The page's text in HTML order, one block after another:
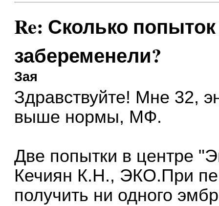
Re: Сколько
забеременели?
Зая
Здравствуйте! Мне 32,
выше нормы, МФ.
Две попытки в центре
Кечиян К.Н., ЭКО.При
получить ни одного